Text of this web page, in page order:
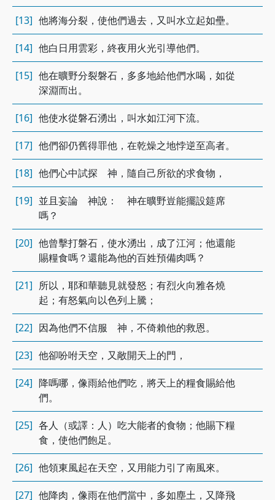
[13] 他將海分裂，使他們過去，又叫水立起如壘。
[14] 他白日用雲彩，終夜用火光引導他們。
[15] 他在曠野分裂磐石，多多地給他們水喝，如從
深淵而出。
[16] 他使水從磐石湧出，叫水如江河下流。
[17] 他們卻仍舊得罪他，在乾燥之地悖逆至高者。
[18] 他們心中試探 神，隨自己所欲的求食物，
[19] 並且妄論 神說： 神在曠野豈能擺設筵席
嗎？
[20] 他曾擊打磐石，使水湧出，成了江河；他還能
賜糧食嗎？還能為他的百姓預備肉嗎？
[21] 所以，耶和華聽見就發怒；有烈火向雅各燒
起；有怒氣向以色列上騰；
[22] 因為他們不信服 神，不倚賴他的救恩。
[23] 他卻吩咐天空，又敞開天上的門，
[24] 降嗎哪，像雨給他們吃，將天上的糧食賜給他
們。
[25] 各人（或譯：人）吃大能者的食物；他賜下糧
食，使他們飽足。
[26] 他領東風起在天空，又用能力引了南風來。
[27] 他降肉，像雨在他們當中，多如塵土，又降飛